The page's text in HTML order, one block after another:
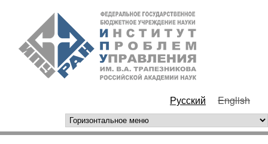
Перейти к основному
содержанию
РАН
Русский English
горизонтальное меню